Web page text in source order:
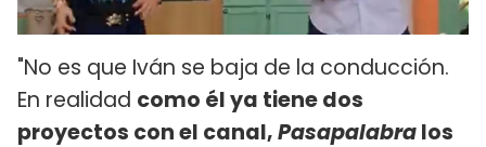
"No es que Iván se baja de la conducción.
En realidad como él ya tiene dos
proyectos con el canal,Pasapalabralos